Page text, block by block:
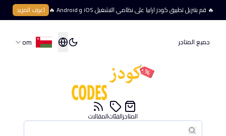
🔥 قم بتنزيل تطبيق كودز ارابيا على نظامي التشغيل iOS و Android 🔥 اعرف المزيد
جميع المتاجر om
بحث
بحث
المتاجرالفئاتالمقالات